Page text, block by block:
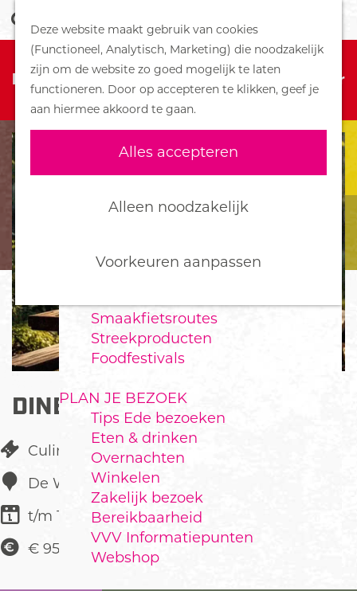
Deze website maakt gebruik van cookies
(Functioneel, Analytisch, Marketing) die noodzakelijk
zijn om de website zo goed mogelijk te laten
functioneren. Door op accepteren te klikken, geef je
aan hiermee akkoord te gaan.
Alles accepteren
Alleen noodzakelijk
Voorkeuren aanpassen
G
n
a
d
e
m
e
p
a
g
e
o
e
k
e
n
M
e
n
u
DORPEN
Bennekom
De Klomp
Deelen
Ederveen
Harskamp
Hoenderloo
Wekerom
Smaakfietsroutes
Streekproducten
Foodfestivals
PLAN JE BEZOEK
Tips Ede bezoeken
Eten & drinken
Overnachten
Winkelen
Zakelijk bezoek
Bereikbaarheid
VVV Informatiepunten
Webshop
Sorry, deze activiteit is niet meer
beschikbaar. Bekijk het
actuele aanbod
voor
de beschikbare opties.
DINEREN IN HET BOS
Culinair
De Wever Lodge
t/m 11 juli
€ 95,00